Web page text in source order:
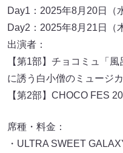
Day1：2025年8月20日（
Day2：2025年8月21日（
出演者：
【第1部】チョコミュ「
に誘う白小僧のミュージ
【第2部】CHOCO FES
席種・料金：
・ULTRA SWEET